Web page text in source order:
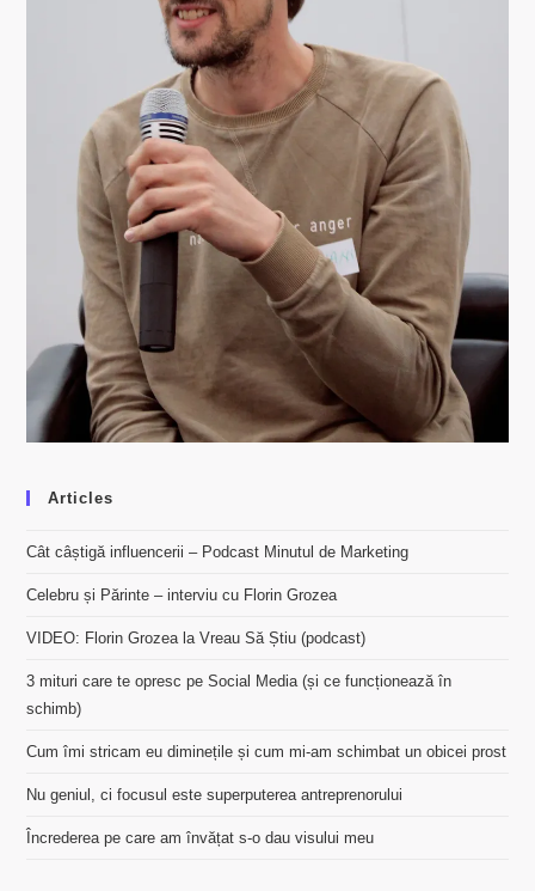
Articles
Cât câștigă influencerii – Podcast Minutul de Marketing
Celebru și Părinte – interviu cu Florin Grozea
VIDEO: Florin Grozea la Vreau Să Știu (podcast)
3 mituri care te opresc pe Social Media (și ce funcționează în
schimb)
Cum îmi stricam eu diminețile și cum mi-am schimbat un obicei prost
Nu geniul, ci focusul este superputerea antreprenorului
Încrederea pe care am învățat s-o dau visului meu